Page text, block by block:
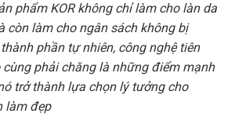
phẩm KOR không chỉ làm cho làn da
còn làm cho ngân sách không bị
thành phần tự nhiên, công nghệ tiên
cùng phải chăng là những điểm mạnh
trở thành lựa chọn lý tưởng cho
làm đẹp